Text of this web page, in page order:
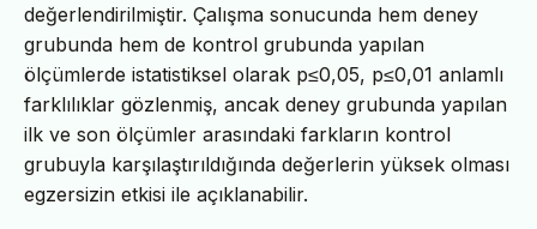
değerlendirilmiştir. Çalışma sonucunda hem deney
grubunda hem de kontrol grubunda yapılan
ölçümlerde istatistiksel olarak p≤0,05, p≤0,01 anlamlı
farklılıklar gözlenmiş, ancak deney grubunda yapılan
ilk ve son ölçümler arasındaki farkların kontrol
grubuyla karşılaştırıldığında değerlerin yüksek olması
egzersizin etkisi ile açıklanabilir.